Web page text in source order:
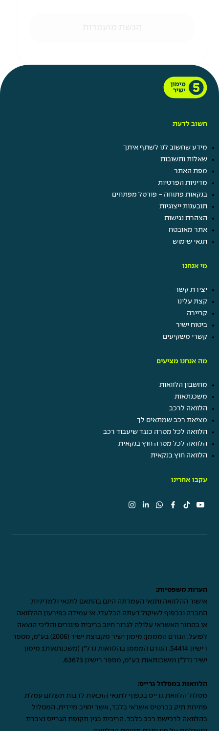
חשוב לדעת
מידע שחשוב לנו לשתף איתך
שאלות ותשובות
מפת האתר
מדיניות הפרטיות
בנקאות פתוחה - פורטל מפתחים
תובענות ייצוגיות
הצהרת נגישות
אתר מאובטח
תנאי שימוש
מי אנחנו
יצירת קשר
קצת עלינו
קריירה
ביטוח ישיר
קשרי משקיעים
מה אנחנו מציעים
מחשבון הלוואות
משכנתאות
הלוואה לרכב
מציאת רכב שמתאים לך
הלוואה לכל מטרה כנגד שיעבוד רכב
הלוואה לכל מטרה חוץ בנקאית
הלוואה חוץ בנקאית
עקבו אחרינו
הערות משפטיות:
אישור ההלוואה ותנאי העמדתה הינם בהתאם לתנאי ולמדיניות
החברה ובכפוף לשיקול דעתה הבלעדי. אי עמידה בפירעון ההלוואה
או בהחזר האשראי עלולה לגרור חיוב בריבית פיגורים והליכי הוצאה
לפועל. הגורם המממן: מימון ישיר מקבוצת ישיר (2006) בע"מ, מספר
רישיון 54414. הגורם המממן בהלוואות נדל"ן (משכנתאות): מימון
ישיר נדל"ן ומשכנתאות בע"מ, מספר רישיון 63673.
הלוואות במסלול גרייס:
מסלול הלוואת גרייס בכפוף לתנאי הזכאות לרבות תשלום עמלת
פתיחת תיק בכרטיס אשראי בלבד, אשר יחויב מיידית. המסלול
בהלוואה לרכישת רכב בלבד. הריבית בגין תקופת הגרייס נצברת